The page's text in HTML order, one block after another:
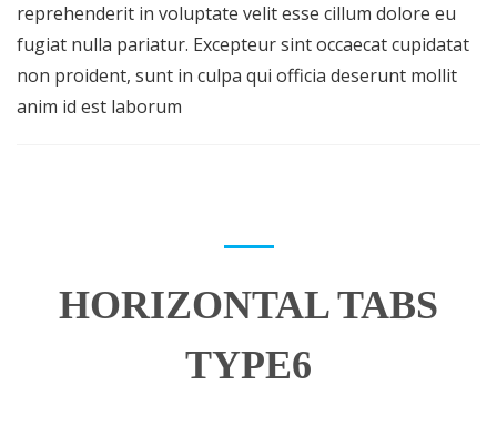
reprehenderit in voluptate velit esse cillum dolore eu
fugiat nulla pariatur. Excepteur sint occaecat cupidatat
non proident, sunt in culpa qui officia deserunt mollit
anim id est laborum
HORIZONTAL TABS
TYPE6